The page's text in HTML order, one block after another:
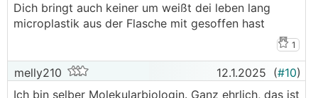
Dich bringt auch keiner um weißt dei leben lang
microplastik aus der Flasche mit gesoffen hast
1
melly210 12.1.2025 (#10)
Ich bin selber Molekularbiologin. Ganz ehrlich, das ist